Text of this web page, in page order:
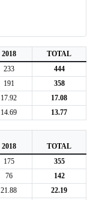
2018
TOTAL
233
444
191
358
17.92
17.08
14.69 13.77
2018
TOTAL
175
355
76
142
21.88
22.19